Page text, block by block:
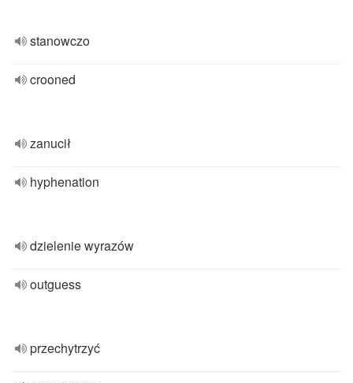
stanowczo
crooned
zanucił
hyphenation
dzielenie wyrazów
outguess
przechytrzyć